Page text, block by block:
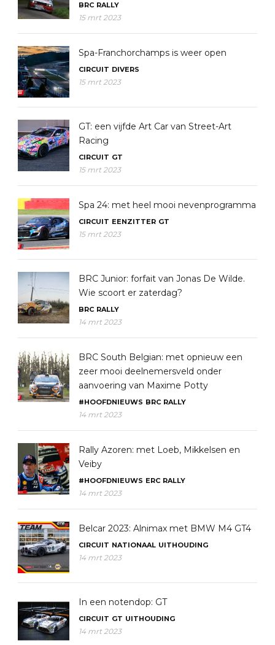
BRC RALLY
15 mrt 2023
Spa-Franchorchamps is weer open
CIRCUIT DIVERS
15 mrt 2023
GT: een vijfde Art Car van Street-Art
Racing
CIRCUIT GT
15 mrt 2023
Spa 24: met heel mooi nevenprogramma
CIRCUIT EENZITTER GT
15 mrt 2023
BRC Junior: forfait van Jonas De Wilde.
Wie scoort er zaterdag?
BRC RALLY
14 mrt 2023
BRC South Belgian: met opnieuw een
zeer mooi deelnemersveld onder
aanvoering van Maxime Potty
#HOOFDNIEUWS BRC RALLY
14 mrt 2023
Rally Azoren: met Loeb, Mikkelsen en
Veiby
#HOOFDNIEUWS ERC RALLY
14 mrt 2023
Belcar 2023: Alnimax met BMW M4 GT4
CIRCUIT NATIONAAL UITHOUDING
14 mrt 2023
In een notendop: GT
CIRCUIT GT UITHOUDING
14 mrt 2023